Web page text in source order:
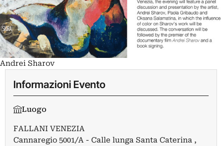
Andrei Sharov
Informazioni Evento
Luogo
FALLANI VENEZIA
Cannaregio 5001/A - Calle lunga Santa Caterina ,